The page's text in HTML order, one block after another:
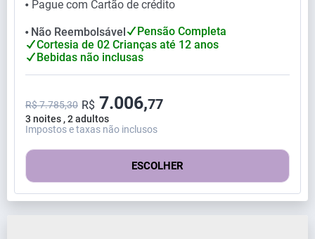
⬤ Pague com Cartão de crédito
⬤ Não Reembolsável
Pensão Completa
Cortesia de 02 Crianças até 12 anos
Bebidas não inclusas
3 noites , 2 adultos
R$ 7.785,30 R$ 7.006,77
Impostos e taxas não inclusos
ESCOLHER